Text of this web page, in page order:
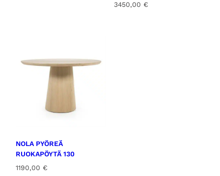
3450,00 €
NOLA PYÖREÄ
RUOKAPÖYTÄ 130
1190,00 €